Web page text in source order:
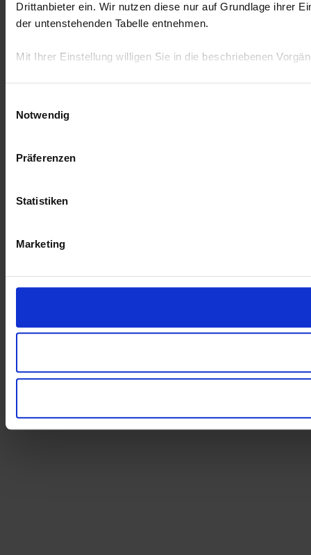
Drittanbieter ein. Wir nutzen diese nur auf Grundlage ihrer
der untenstehenden Tabelle entnehmen.
Mit Ihrer Einstellung willigen Sie in die beschriebenen
Notwendig
Präferenzen
Statistiken
Marketing